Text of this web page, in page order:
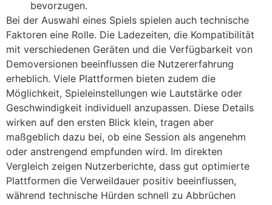
bevorzugen.
Bei der Auswahl eines Spiels spielen auch technische
Faktoren eine Rolle. Die Ladezeiten, die Kompatibilität
mit verschiedenen Geräten und die Verfügbarkeit von
Demoversionen beeinflussen die Nutzererfahrung
erheblich. Viele Plattformen bieten zudem die
Möglichkeit, Spieleinstellungen wie Lautstärke oder
Geschwindigkeit individuell anzupassen. Diese Details
wirken auf den ersten Blick klein, tragen aber
maßgeblich dazu bei, ob eine Session als angenehm
oder anstrengend empfunden wird. Im direkten
Vergleich zeigen Nutzerberichte, dass gut optimierte
Plattformen die Verweildauer positiv beeinflussen,
während technische Hürden schnell zu Abbrüchen